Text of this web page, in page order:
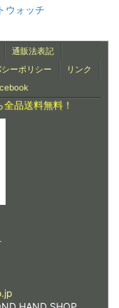
ウォッチ
通販法表記
ーポリシー
リンク
品送料無料！